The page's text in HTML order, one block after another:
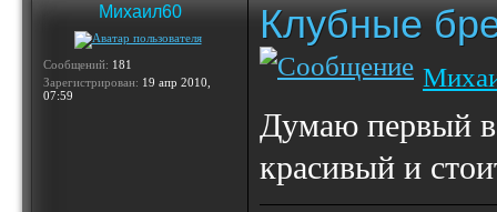
Михаил60
Сообщений: 181
Зарегистрирован: 19 апр 2010,
07:59
Клубные
Думаю первый
красивый и